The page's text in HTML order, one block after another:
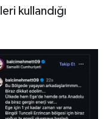
kullandığı